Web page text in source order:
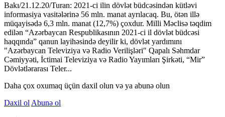
Bakı/21.12.20/Turan: 2021-ci ilin dövlət büdcəsindən kütləvi
informasiya vasitələrinə 56 mln. manat ayrılacaq. Bu, ötən illə
müqayisədə 6,3 mln. manat (12,7%) çoxdur. Milli Məclisə təqdim
edilən “Azərbaycan Respublikasının 2021-ci il dövlət büdcəsi
haqqında” qanun layihəsində deyilir ki, dövlət yardımını
"Azərbaycan Televiziya və Radio Verilişləri" Qapalı Səhmdar
Cəmiyyəti, İctimai Televiziya və Radio Yayımları Şirkəti, “Mir”
Dövlətlərarası Teler...
Daha çox oxumaq üçün daxil olun və ya abunə olun
Daxil ol Abunə ol